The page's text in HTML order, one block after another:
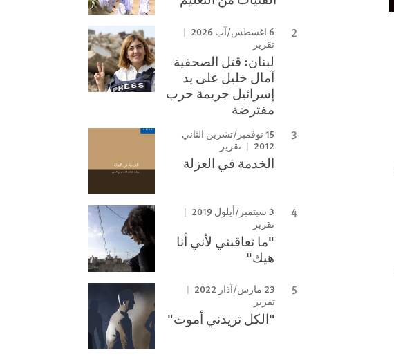
6 اغسطس/آب 2026
تقرير
لبنان: قتل الصحفية
آمال خليل على يد
إسرائيل جريمة حرب
مفترضة
15 نوفمبر/تشرين الثاني
2012
تقرير
الخدمة في العزلة
3 سبتمبر/أيلول 2019
تقرير
"ما تعاقبني لأني أنا
هيك"
23 مارس/آذار 2022
تقرير
"الكل تريدني أموت"